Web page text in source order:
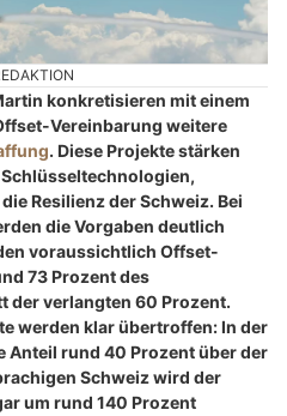
konkretisieren mit einem
Vereinbarung weitere
. Diese Projekte stärken
Resilienz der Schweiz. Bei
die Vorgaben deutlich
voraussichtlich Offset-
73 Prozent des
der verlangten 60 Prozent.
werden klar übertroffen: In der
Anteil rund 40 Prozent über der
Schweiz wird der
um rund 140 Prozent